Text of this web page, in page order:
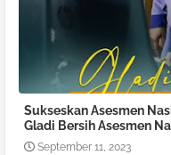
Sukseskan Asesmen
Gladi Bersih Asesmen
September 11, 2023